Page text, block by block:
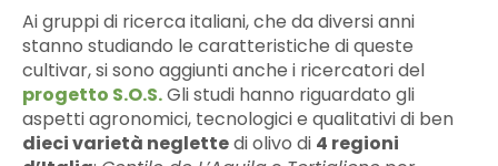
Ai gruppi di ricerca italiani, che da diversi anni
stanno studiando le caratteristiche di queste
cultivar, si sono aggiunti anche i ricercatori del
progetto S.O.S.Gli studi hanno riguardato gli
aspetti agronomici, tecnologici e qualitativi di ben
dieci varietà neglettedi olivo di 4 regioni